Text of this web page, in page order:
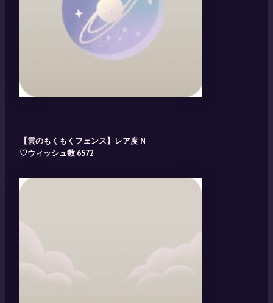
【雲のもくもくフェンス】レア度 N
♡ウィッシュ数 6572